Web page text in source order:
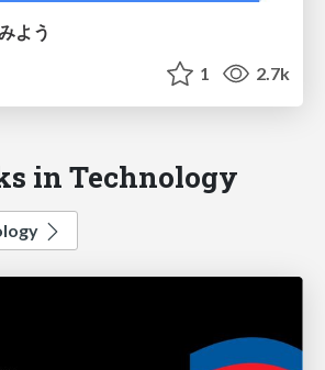
よう
1 2.7k
in Technology